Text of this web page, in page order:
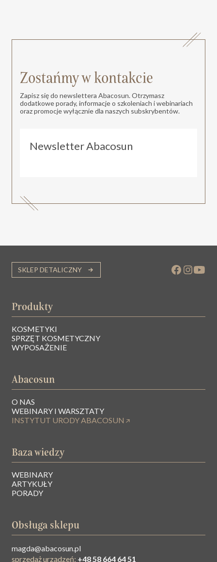
Zostańmy w kontakcie
Zapisz się do newslettera Abacosun. Otrzymasz
dodatkowe porady, informacje o szkoleniach i webinariach
oraz promocje wyłącznie dla naszych subskrybentów.
Newsletter Abacosun
SKLEP DETALICZNY
Produkty
KOSMETYKI
SPRZĘT KOSMETYCZNY
WYPOSAŻENIE
Baza wiedzy
WEBINARY
ARTYKUŁY
PORADY
Obsługa sklepu
magda@abacosun.pl
sprzedaż urządzeń: +48 58 664 64 51
Abacosun
O NAS
WEBINARY I WARSZTATY
INSTYTUT URODY ABACOSUN